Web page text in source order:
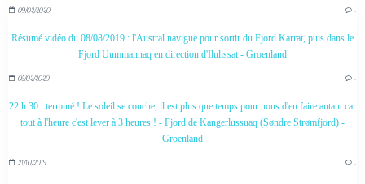
09/02/2020 …
Résumé vidéo du 08/08/2019 : l'Austral navigue pour sortir du Fjord Karrat, puis dans le
Fjord Uummannaq en direction d'Ilulissat - Groenland
05/02/2020 …
22 h 30 : terminé ! Le soleil se couche, il est plus que temps pour nous d'en faire autant car
tout à l'heure c'est lever à 3 heures ! - Fjord de Kangerlussuaq (Søndre Strømfjord) -
Groenland
21/10/2019 …